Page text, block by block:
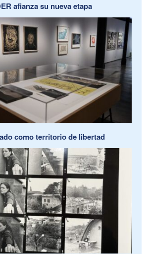
afianza su nueva etapa
como territorio de libertad